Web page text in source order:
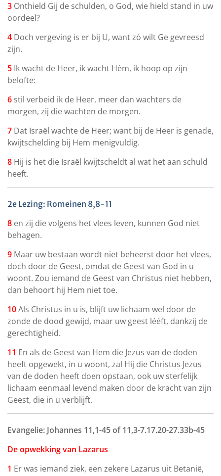
3 Onthield Gij de schulden, o God, wie hield stand in uw
oordeel?
4 Doch vergeving is er bij U, want zó wilt Ge gevreesd
zijn.
5 Ik wacht de Heer, ik wacht Hèm, ik hoop op zijn
belofte:
6 stil verbeid ik de Heer, meer dan wachters de
morgen, zij die wachten de morgen.
7 Dat Israël wachte de Heer; want bij de Heer is genade,
kwijtschelding bij Hem menigvuldig.
8 Hij is het die Israël kwijtscheldt al wat het aan schuld
heeft.
2e Lezing: Romeinen 8,8-11
8 en zij die volgens het vlees leven, kunnen God niet
behagen.
9 Maar uw bestaan wordt niet beheerst door het vlees,
doch door de Geest, omdat de Geest van God in u
woont. Zou iemand de Geest van Christus niet hebben,
dan behoort hij Hem niet toe.
10Als Christus in u is, blijft uw lichaam wel door de
zonde de dood gewijd, maar uw geest lééft, dankzij de
gerechtigheid.
11 En als de Geest van Hem die Jezus van de doden
heeft opgewekt, in u woont, zal Hij die Christus Jezus
van de doden heeft doen opstaan, ook uw sterfelijk
lichaam eenmaal levend maken door de kracht van zijn
Geest, die in u verblijft.
Evangelie: Johannes 11,1-45 of 11,3-7.17.20-27.33b-45
De opwekking van Lazarus
1 Er was iemand ziek, een zekere Lazarus uit Betanië,